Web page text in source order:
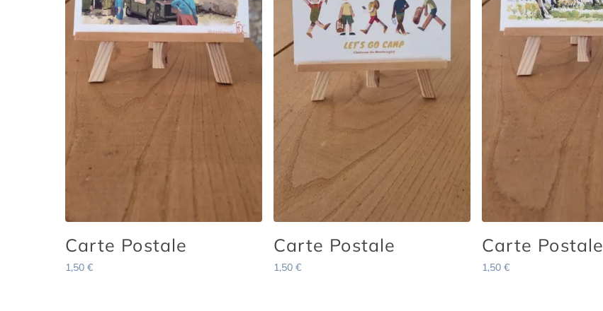
Carte Postale
1,50 €
Carte Postale
1,50 €
Carte Postale
1,50 €